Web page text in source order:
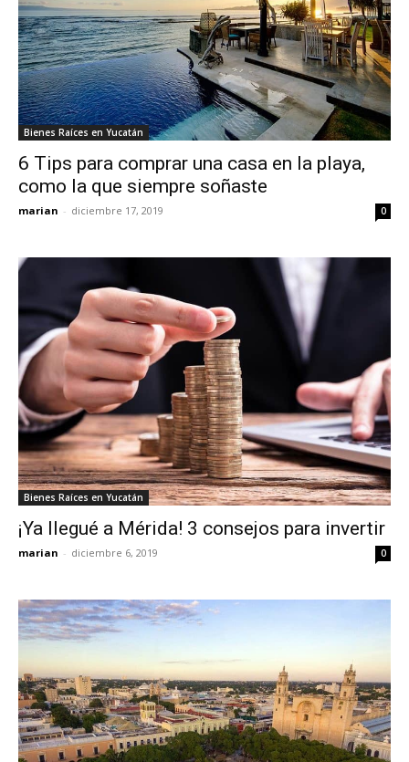
Bienes Raíces en Yucatán
6 Tips para comprar una casa en la playa,
como la que siempre soñaste
marian - diciembre 17, 2019 0
Bienes Raíces en Yucatán
¡Ya llegué a Mérida! 3 consejos para invertir
marian - diciembre 6, 2019 0